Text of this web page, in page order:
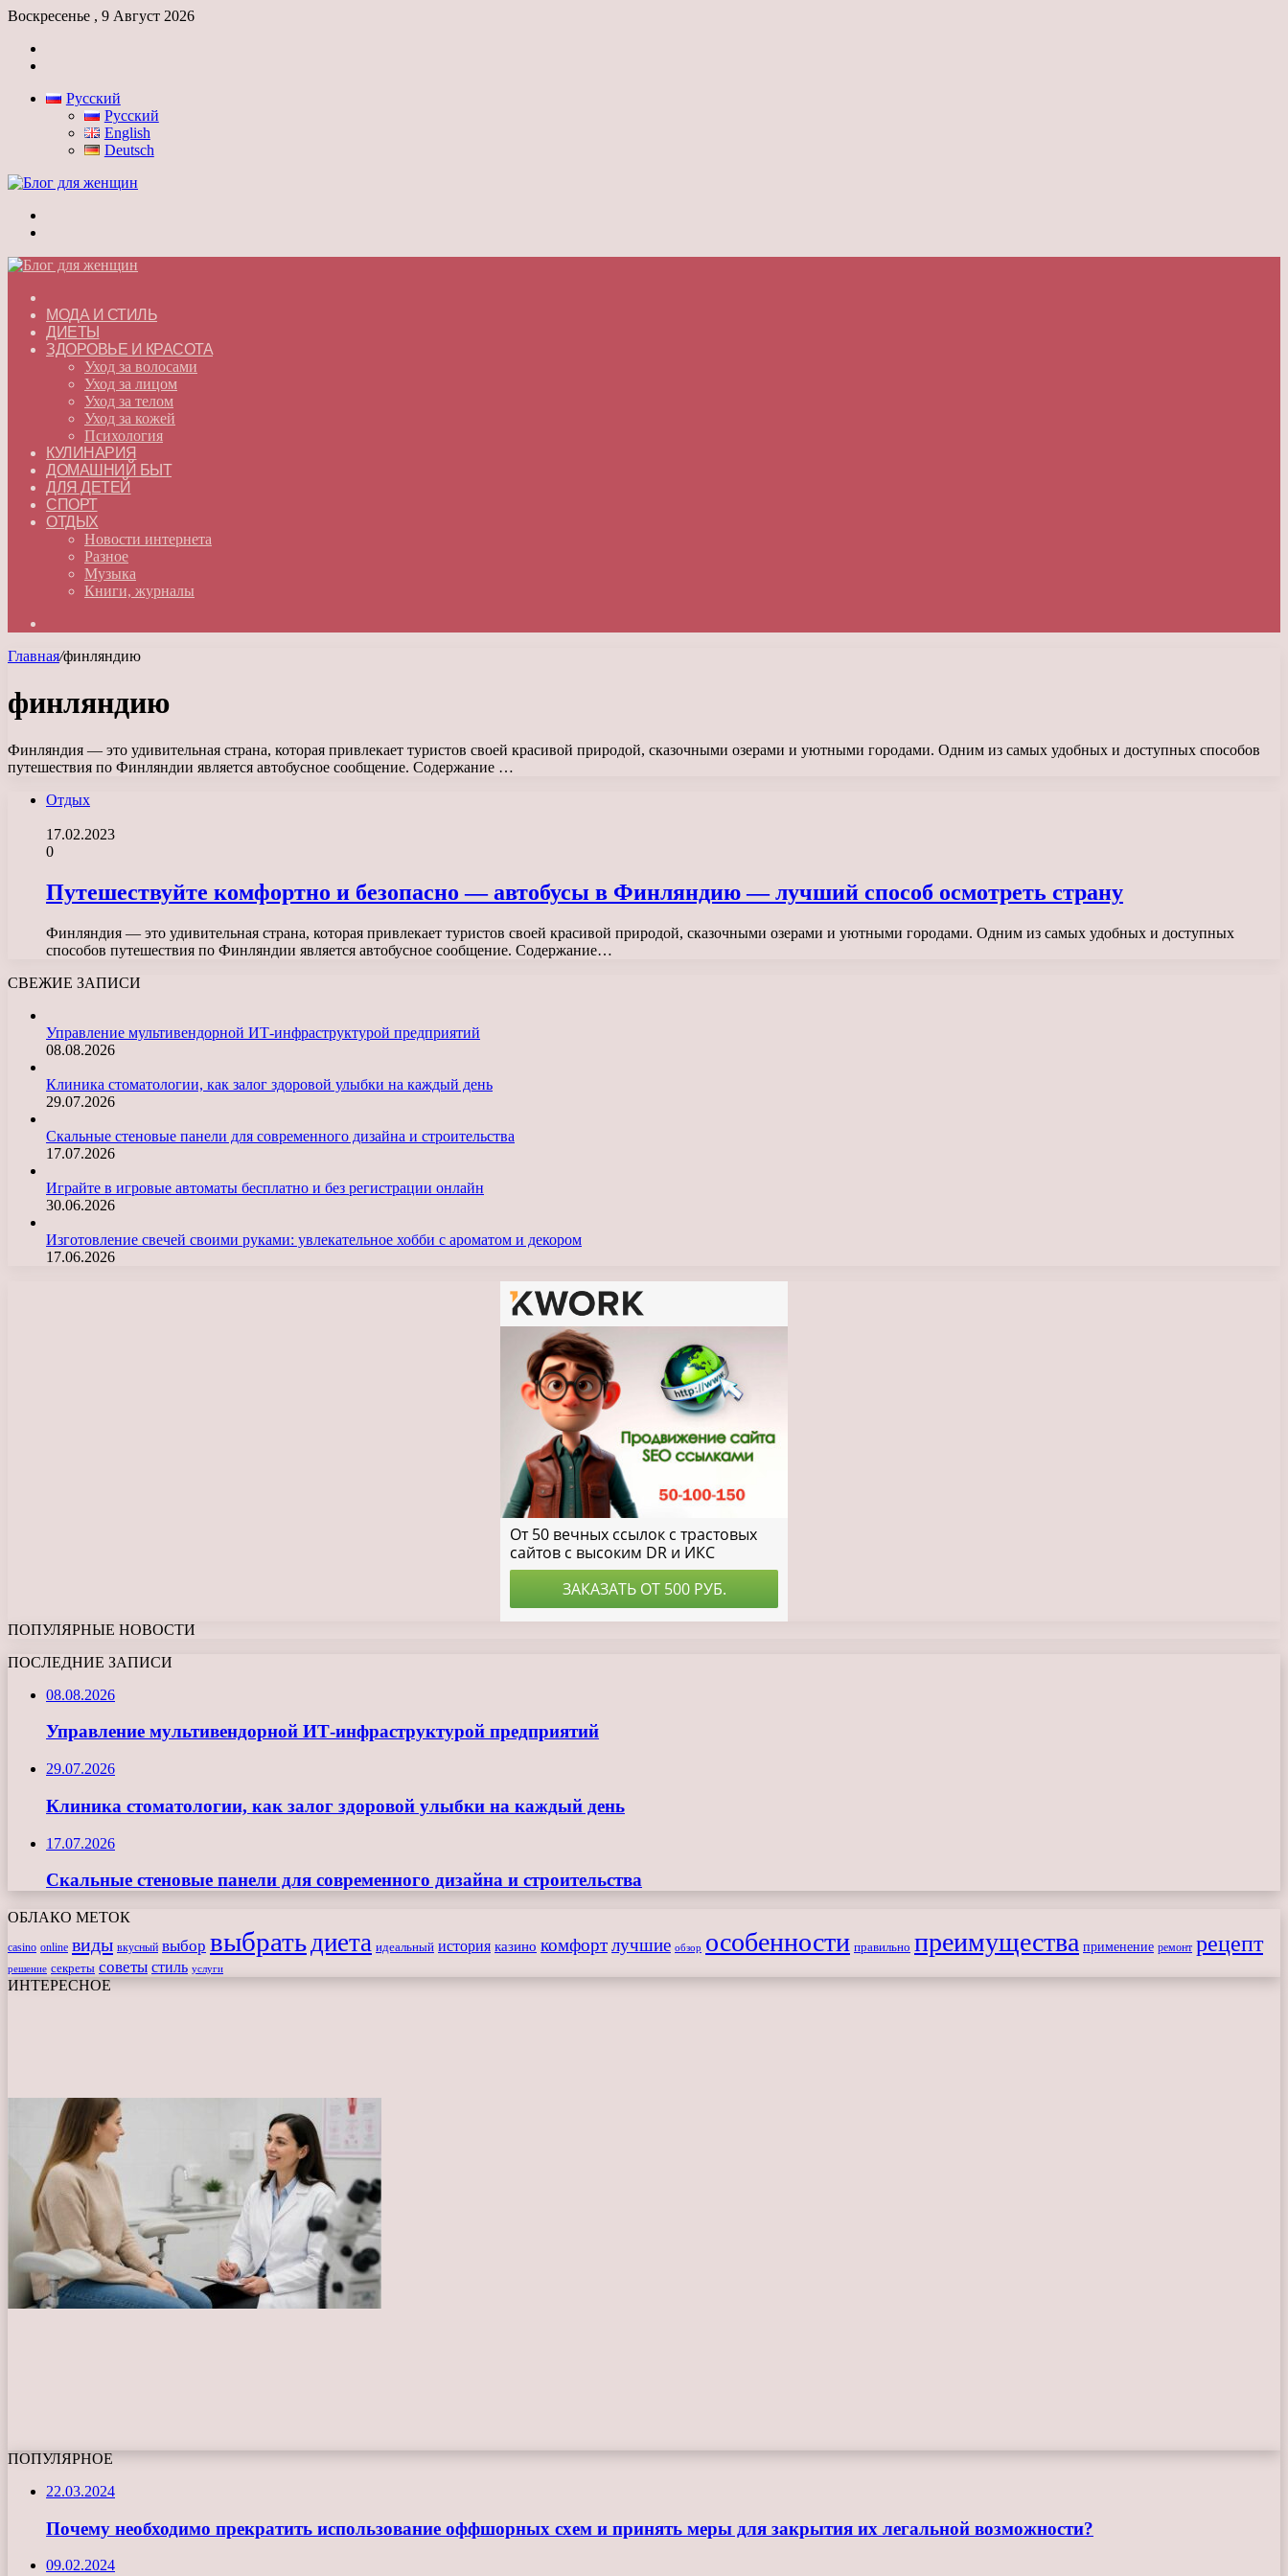
Воскресенье , 9 Август 2026
Русский
Русский
English
Deutsch
МОДА И СТИЛЬ
ДИЕТЫ
ЗДОРОВЬЕ И КРАСОТА
Уход за волосами
Уход за лицом
Уход за телом
Уход за кожей
Психология
КУЛИНАРИЯ
ДОМАШНИЙ БЫТ
ДЛЯ ДЕТЕЙ
СПОРТ
ОТДЫХ
Новости интернета
Разное
Музыка
Книги, журналы
Главная/финляндию
финляндию
Финляндия — это удивительная страна, которая привлекает туристов своей красивой природой, сказочными озерами и уютными городами. Одним из самых удобных и доступных способов
путешествия по Финляндии является автобусное сообщение. Содержание …
Отдых
17.02.2023
0
Путешествуйте комфортно и безопасно — автобусы в Финляндию — лучший способ осмотреть страну
Финляндия — это удивительная страна, которая привлекает туристов своей красивой природой, сказочными озерами и уютными городами. Одним из самых удобных и доступных
способов путешествия по Финляндии является автобусное сообщение. Содержание…
СВЕЖИЕ ЗАПИСИ
Управление мультивендорной ИТ-инфраструктурой предприятий
08.08.2026
Клиника стоматологии, как залог здоровой улыбки на каждый день
29.07.2026
Скальные стеновые панели для современного дизайна и строительства
17.07.2026
Играйте в игровые автоматы бесплатно и без регистрации онлайн
30.06.2026
Изготовление свечей своими руками: увлекательное хобби с ароматом и декором
17.06.2026
ПОПУЛЯРНЫЕ НОВОСТИ
ПОСЛЕДНИЕ ЗАПИСИ
08.08.2026
Управление мультивендорной ИТ-инфраструктурой предприятий
29.07.2026
Клиника стоматологии, как залог здоровой улыбки на каждый день
17.07.2026
Скальные стеновые панели для современного дизайна и строительства
ОБЛАКО МЕТОК
casino online виды вкусный выбор выбратьдиета идеальный история казино комфортлучшие обзор особенности правильно преимущества применение ремонт рецепт
решение секреты советы стиль услуги
ИНТЕРЕСНОЕ
ПОПУЛЯРНОЕ
22.03.2024
Почему необходимо прекратить использование оффшорных схем и принять меры для закрытия их легальной возможности?
09.02.2024